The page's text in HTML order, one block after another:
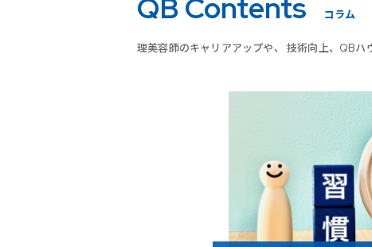
QB Contents コラム
理美容師のキャリアアップや、 技術向上、QB